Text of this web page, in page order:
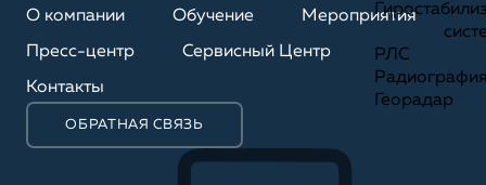
О компании Обучение Мероприятия
Пресс-центр Сервисный Центр
Контакты
ОБРАТНАЯ СВЯЗЬ
РЛС
Георадар